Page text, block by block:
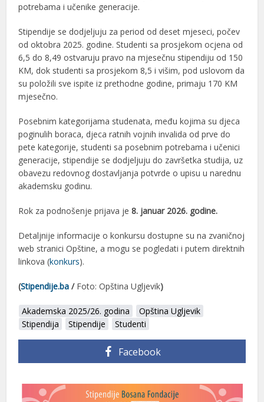
potrebama i učenike generacije.
Stipendije se dodjeljuju za period od deset mjeseci, počev
od oktobra 2025. godine. Studenti sa prosjekom ocjena od
6,5 do 8,49 ostvaruju pravo na mjesečnu stipendiju od 150
KM, dok studenti sa prosjekom 8,5 i višim, pod uslovom da
su položili sve ispite iz prethodne godine, primaju 170 KM
mjesečno.
Posebnim kategorijama studenata, među kojima su djeca
poginulih boraca, djeca ratnih vojnih invalida od prve do
pete kategorije, studenti sa posebnim potrebama i učenici
generacije, stipendije se dodjeljuju do završetka studija, uz
obavezu redovnog dostavljanja potvrde o upisu u narednu
akademsku godinu.
Rok za podnošenje prijava je 8. januar 2026. godine.
Detaljnije informacije o konkursu dostupne su na zvaničnoj
web stranici Opštine, a mogu se pogledati i putem direktnih
linkova (konkurs).
(Stipendije.ba / Foto: Opština Ugljevik)
Akademska 2025/26. godina
Opština Ugljevik
Stipendija
Stipendije Studenti
Facebook